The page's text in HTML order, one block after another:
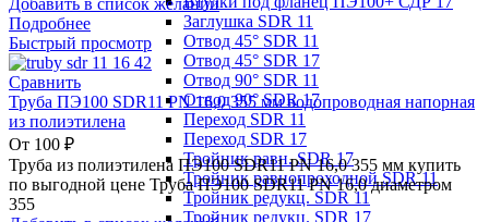
Заглушка SDR 11
Отвод 45° SDR 11
Отвод 45° SDR 17
Отвод 90° SDR 11
Отвод 90° SDR 17
Переход SDR 11
Переход SDR 17
Тройник равн. SDR 17
Тройник равнопроходной SDR 11
Тройник редукц. SDR 11
Тройник редукц. SDR 17
Добавить в список желаний
Подробнее
Быстрый просмотр
Сравнить
Труба ПЭ100 SDR11 PN 16,0 355 мм водопроводная напорная
из полиэтилена
От 100 ₽
Труба из полиэтилена ПЭ100 SDR11 PN 16,0 355 мм купить
по выгодной цене Труба ПЭ100 SDR11 PN 16,0 диаметром
355